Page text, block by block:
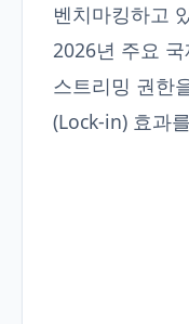
벤치마킹하고
2026년 주요
스트리밍 권한
(Lock-in) 효과